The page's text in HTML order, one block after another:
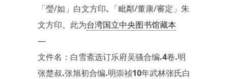
「瑩/如」白文方印､「毗鄰/董康/審定」朱
文方印。此为台湾国立中央图书馆藏本
—
文件名：白雪斋选订乐府吴骚合编.4卷.明
张楚叔.张旭初合编.明崇祯10年武林张氏白